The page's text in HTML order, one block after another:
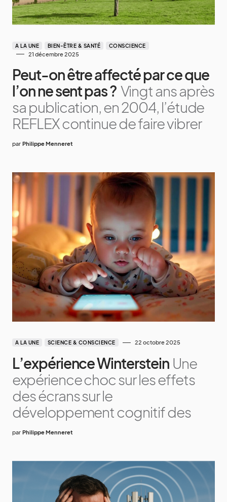
A LA UNE BIEN-ÊTRE & SANTÉ CONSCIENCE
21 décembre 2025
Peut-on être affecté par ce que
l’on ne sent pas ? Vingt ans après
sa publication, en 2004, l’étude
REFLEX continue de faire vibrer
par Philippe Menneret
A LA UNE SCIENCE & CONSCIENCE 22 octobre 2025
L’expérience Winterstein Une
expérience choc sur les effets
des écrans sur le
développement cognitif des
par Philippe Menneret